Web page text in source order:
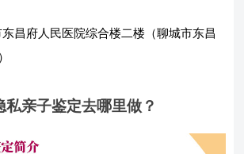
昌府人民医院综合楼二楼（聊城市东昌
私亲子鉴定去哪里做？